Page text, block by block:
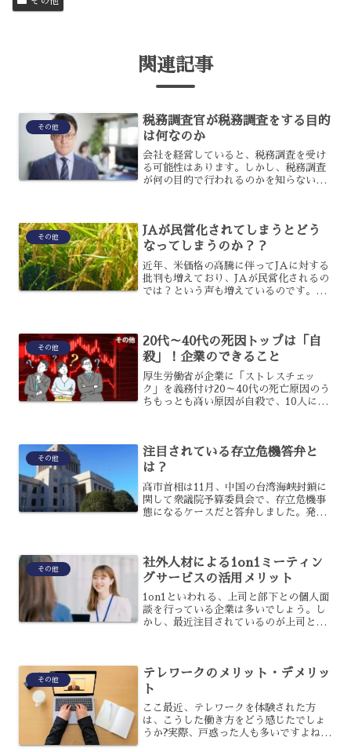
関連記事
その他
税務調査官が税務調査をする⽬的
は何なのか
会社を経営していると、税務調査を受け
る可能性はあります。しかし、税務調査
が何の目的で行われるのかを知らない
て、解説します。税務調査の...
その他
JAが民営化されてしまうとどう
なってしまうのか？？
近年、米価格の高騰に伴ってJAに対する
批判も増えており、JAが民営化されるの
では？という声も増えているのです。し
化されるとどうな...
その他
20代～40代の死因トップは「自
殺」！企業のできること
厚生労働省が企業に「ストレスチェッ
ク」を義務付け20～40代の死亡原因のう
ちもっとも高い原因が自殺で、10人に1
事項に答え...
その他
注目されている存立危機答弁と
は？
高市首相は11月、中国の台湾海峡封鎖に
関して衆議院予算委員会で、存立危機事
態になるケースだと答弁しました。発言
弁は具体的にどのような...
その他
社外人材による1on1ミーティン
グサービスの活用メリット
1on1といわれる、上司と部下との個人面
談を行っている企業は多いでしょう。し
かし、最近注目されているのが上司と部
ットがあるので...
その他
テレワークのメリット・デメリッ
ト
ここ最近、テレワークを体験された方
は、こうした働き方をどう感じたでしょ
うか?実際、戸惑った人も多いですよね。